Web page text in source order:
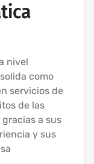
nivel
como
servicios de
de las
a sus
y sus